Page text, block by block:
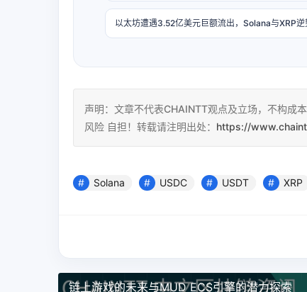
以太坊遭遇3.52亿美元巨额流出，Solana与XRP逆
声明：文章不代表CHAINTT观点及立场，不构成
风险 自担！转载请注明出处： https://
Solana USDC USDT XRP
链上游戏的未来与MUD ECS引擎的潜力探索